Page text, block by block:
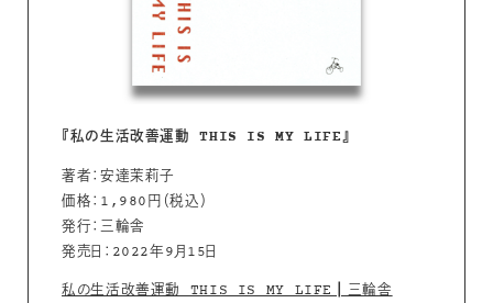
『私の生活改善運動 THIS IS MY LIFE』
著者：安達茉莉子
価格：1,980円（税込）
発行：三輪舎
発売日：2022年9月15日
私の生活改善運動 THIS IS MY LIFE┃三輪舎